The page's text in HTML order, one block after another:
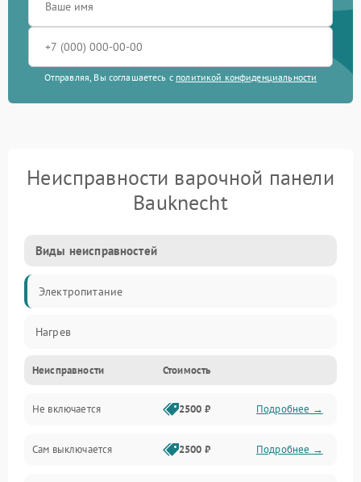
Отправляя, Вы соглашаетесь с политикой конфиденциальности
Неисправности варочной панели
Bauknecht
Виды неисправностей
Электропитание
Нагрев
Неисправности Стоимость
Не включается 2500 ₽ Подробнее →
Сам выключается 2500 ₽ Подробнее →